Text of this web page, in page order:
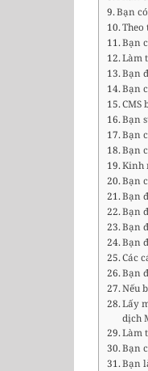
Bạn
Theo
Bạn
Làm
Bạn
Bạn
CMS
Bạn
Bạn
Bạn
Kinh
Bạn
Bạn
Bạn
Bạn
Bạn
Các
Bạn
Nếu
Lấy
dịch
Làm
Bạn
Bạn